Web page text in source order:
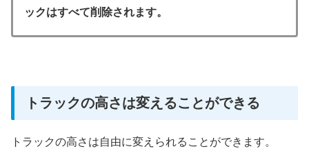
ックはすべて削除されます。
トラックの高さは変えることができる
トラックの高さは自由に変えられることができます。